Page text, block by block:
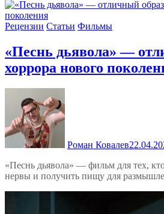
Рецензии Статьи Фильмы
«Песнь дьявола» —
хоррора нового
Роман Ковалев
«Песнь дьявола» — фильм для тех,
нервы и получить пищу для